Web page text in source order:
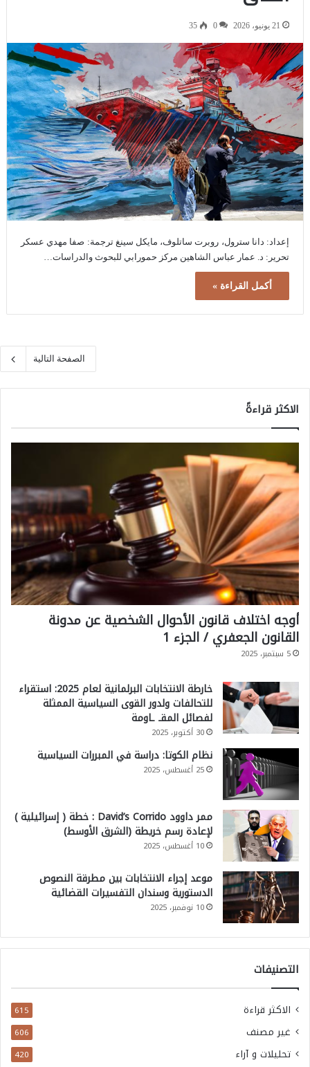
21 يونيو، 2026 0
35
إعداد: دانا سترول، روبرت ساتلوف، مايكل سينغ ترجمة: صفا مهدي عسكر
تحرير: د. عمار عباس الشاهين مركز حمورابي للبحوث والدراسات…
أكمل القراءة »
الصفحة التالية
الاكثر قراءةً
أوجه اختلاف قانون الأحوال الشخصية عن مدونة
القانون الجعفري / الجزء 1
5 سبتمبر، 2025
خارطة الانتخابات البرلمانية لعام 2025: استقراء
للتحالفات ولدور القوى السياسية الممثلة
لفصائل المقـ ـاومة
30 أكتوبر، 2025
نظام الكوتا: دراسة في المبررات السياسية
25 أغسطس، 2025
ممر داوود David’s Corrido : خطة ( إسرائيلية )
لإعادة رسم خريطة (الشرق الأوسط)
10 أغسطس، 2025
موعد إجراء الانتخابات بين مطرقة النصوص
الدستورية وسندان التفسيرات القضائية
10 نوفمبر، 2025
التصنيفات
الاكثر قراءة 615
غير مصنف 606
تحليلات و آراء 420